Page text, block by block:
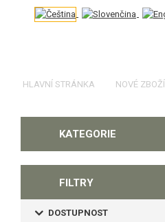
HLAVNÍ STRÁNKA NOVÉ ZBOŽÍ
KATEGORIE
FILTRY
DOSTUPNOST